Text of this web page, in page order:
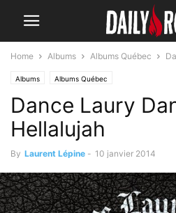
Home Albums Albums Québec
Albums Albums Québec
Dance Laury
Hellalujah
By Laurent Lépine - 10 janvier 2014